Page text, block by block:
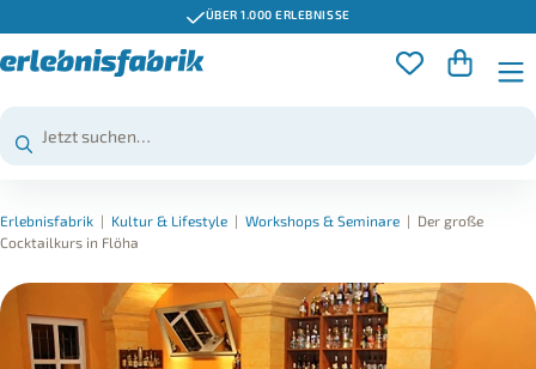
ÜBER 1.000 ERLEBNISSE
Erlebnisfabrik | Kultur & Lifestyle | Workshops & Seminare | Der große
Cocktailkurs in Flöha